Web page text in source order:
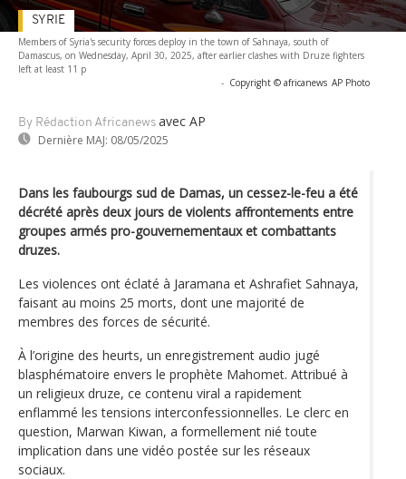
Members of Syria's security forces deploy in the town of Sahnaya, south of
Damascus, on Wednesday, April 30, 2025, after earlier clashes with Druze fighters
left at least 11 p
- Copyright © africanews AP Photo
By Rédaction Africanews avec AP
Dernière MAJ: 08/05/2025
SYRIE
Dans les faubourgs sud de Damas, un cessez-le-feu a été
décrété après deux jours de violents affrontements entre
groupes armés pro-gouvernementaux et combattants
druzes.
Les violences ont éclaté à Jaramana et Ashrafiet Sahnaya,
faisant au moins 25 morts, dont une majorité de
membres des forces de sécurité.
À l’origine des heurts, un enregistrement audio jugé
blasphématoire envers le prophète Mahomet. Attribué à
un religieux druze, ce contenu viral a rapidement
enflammé les tensions interconfessionnelles. Le clerc en
question, Marwan Kiwan, a formellement nié toute
implication dans une vidéo postée sur les réseaux
sociaux.